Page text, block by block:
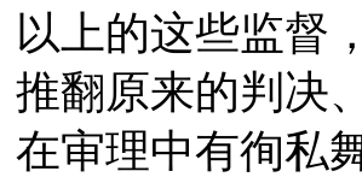
以上的这些监督
推翻原来的判决
在审理中有徇私